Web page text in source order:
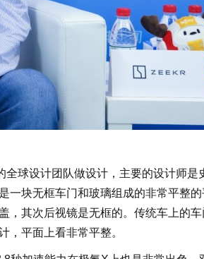
球设计团队做设计，主要的设计师是
一块无框车门和玻璃组成的非常平整
其次后视镜是无框的。传统车上的车
，平面上看非常平整。